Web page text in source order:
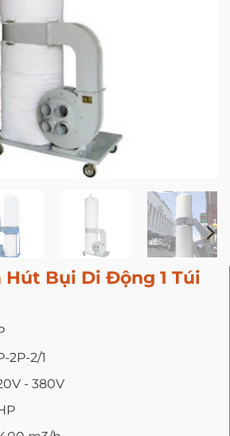
Hút Bụi Di Động 1 Túi
2P-2/1
- 380V